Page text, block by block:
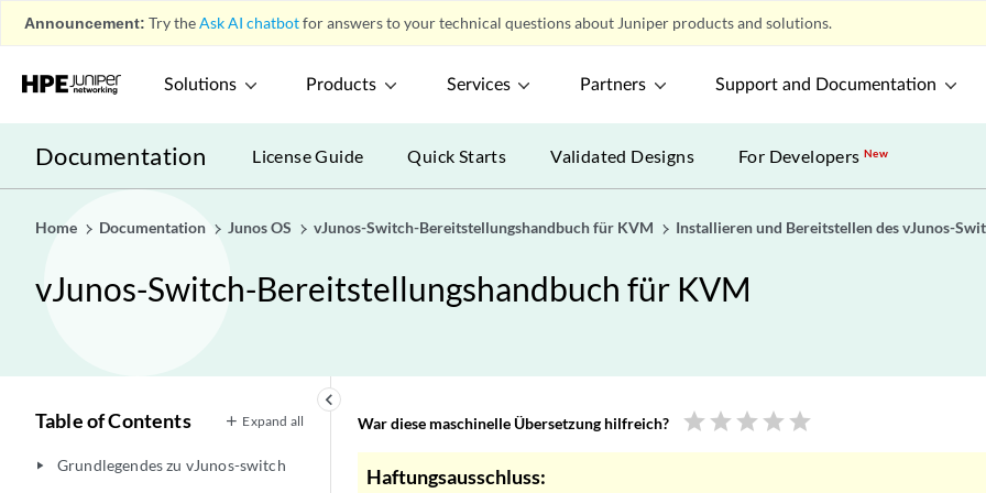
Announcement: Try theAsk AI chatbotfor answers to your technical questions about Juniper products and solutions.
Solutions Products Services Partners Support and Documentation
Documentation License Guide Quick Starts Validated Designs For DevelopersNew
Home Documentation Junos OS vJunos-Switch-Bereitstellungshandbuch für KVM Installieren und Bereitstellen des vJunos-
vJunos-Switch-Bereitstellungshandbuch für KVM
keyboard_arrow_left
Table of Contents Expand all
play_arrow Grundlegendes zu vJunos-switch
War diese maschinelle Übersetzung hilfreich? star star star star star
Haftungsausschluss: